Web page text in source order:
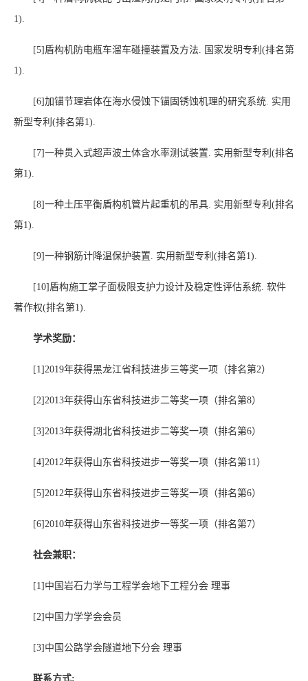
1).
[5]盾构机防电瓶车溜车碰撞装置及方法 国家发明专利 (排名第
1).
[6]加锚节理岩体在海水侵蚀下锚固锈蚀机理的研究系统 实用
新型专利 (排名第1).
[7]一种贯入式超声波土体含水率测试装置 实用新型专利 (排名
第1).
[8]一种土压平衡盾构机管片起重机的吊具 实用新型专利 (排名
第1).
[9]一种钢筋计降温保护装置 实用新型专利 (排名第1).
[10]盾构施工掌子面极限支护力设计及稳定性评估系统 软件
著作权(排名第1).
学术奖励：
[1]2019年获得黑龙江省科技进步三等奖一项（排名第2）
[2]2013年获得山东省科技进步二等奖一项（排名第8）
[3]2013年获得湖北省科技进步二等奖一项（排名第6）
[4]2012年获得山东省科技进步一等奖一项（排名第11 ）
[5]2012年获得山东省科技进步三等奖一项（排名第6）
[6]2010年获得山东省科技进步一等奖一项（排名第7）
社会兼职：
[1]中国岩石力学与工程学会地下工程分会 理事
[2]中国力学学会会员
[3]中国公路学会隧道地下分会 理事
联系方式: